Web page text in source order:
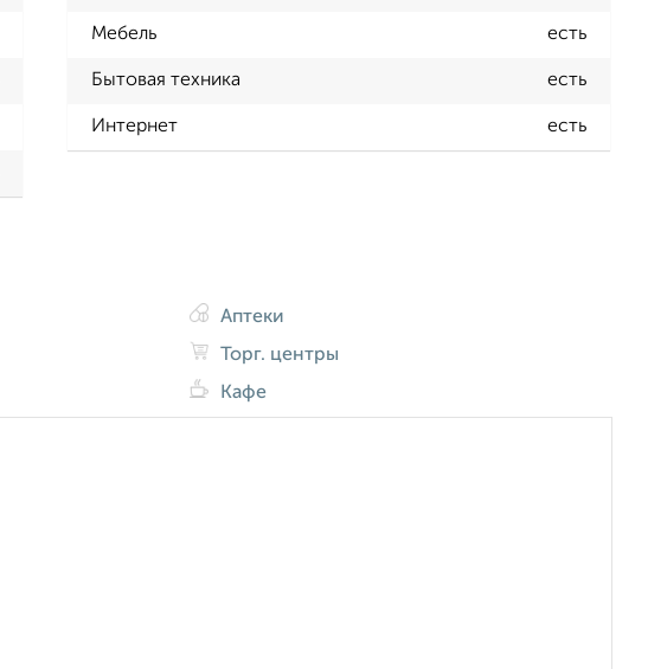
Мебель есть
Бытовая техника есть
Интернет есть
Аптеки
Торг. центры
Кафе